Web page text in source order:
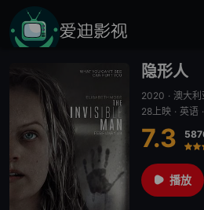
隐形人
2020 · 澳大利
28上映 · 英语 ·
7.3
很差
较差
还行推荐力荐
播放